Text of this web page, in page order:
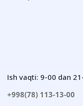
Ish vaqti: 9-00 dan
+998(78) 113-13-00